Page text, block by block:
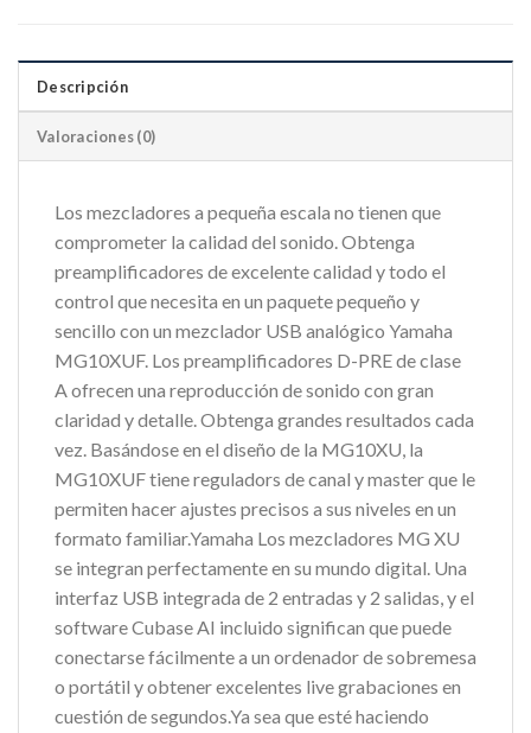
Descripción
Valoraciones (0)
Los mezcladores a pequeña escala no tienen que
comprometer la calidad del sonido. Obtenga
preamplificadores de excelente calidad y todo el
control que necesita en un paquete pequeño y
sencillo con un mezclador USB analógico Yamaha
MG10XUF. Los preamplificadores D-PRE de clase
A ofrecen una reproducción de sonido con gran
claridad y detalle. Obtenga grandes resultados cada
vez. Basándose en el diseño de la MG10XU, la
MG10XUF tiene reguladors de canal y master que le
permiten hacer ajustes precisos a sus niveles en un
formato familiar.Yamaha Los mezcladores MG XU
se integran perfectamente en su mundo digital. Una
interfaz USB integrada de 2 entradas y 2 salidas, y el
software Cubase AI incluido significan que puede
conectarse fácilmente a un ordenador de sobremesa
o portátil y obtener excelentes live grabaciones en
cuestión de segundos.Ya sea que esté haciendo